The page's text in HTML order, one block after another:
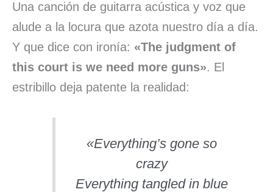
Una canción de guitarra acústica y voz que
alude a la locura que azota nuestro día a día.
Y que dice con ironía: «The judgment of
this court is we need more guns». El
estribillo deja patente la realidad:
«Everything’s gone so
crazy
Everything tangled in blue